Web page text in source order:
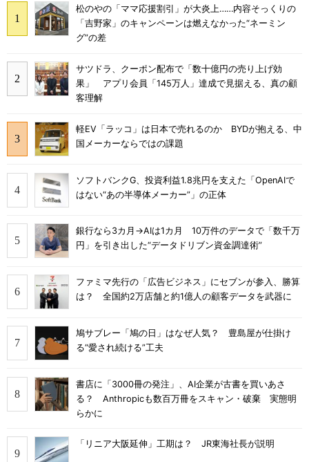
松のやの「ママ応援割引」が大炎上……内容そっくりの
「吉野家」のキャンペーンは燃えなかった“ネーミン
グ”の差
サツドラ、クーポン配布で「数十億円の売り上げ効
果」 アプリ会員「145万人」達成で見据える、真の顧
客理解
軽EV「ラッコ」は日本で売れるのか BYDが抱える、中
国メーカーならではの課題
ソフトバンクG、投資利益1.8兆円を支えた「OpenAIで
はない“あの半導体メーカー”」の正体
銀行なら3カ月→AIは1カ月 10万件のデータで「数千万
円」を引き出した“データドリブン資金調達術”
ファミマ先行の「広告ビジネス」にセブンが参入、勝算
は？ 全国約2万店舗と約1億人の顧客データを武器に
鳩サブレー「鳩の日」はなぜ人気？ 豊島屋が仕掛け
る“愛され続ける”工夫
書店に「3000冊の発注」、AI企業が古書を買いあさ
る？ Anthropicも数百万冊をスキャン・破棄 実態明
らかに
「リニア大阪延伸」工期は？ JR東海社長が説明